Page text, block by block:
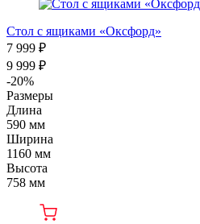
Стол с ящиками «Оксфорд»
7 999 ₽
9 999 ₽
-20%
Размеры
Длина
590 мм
Ширина
1160 мм
Высота
758 мм